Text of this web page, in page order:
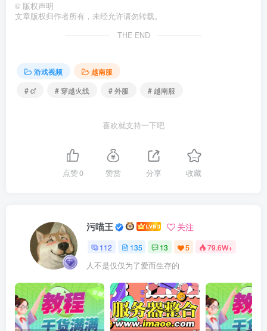
© 版权声明
文章版权归作者所有，未经允许请勿转载。
THE END
游戏视频
越南服
# cf
# 穿越火线 # 外服 # 越南服
喜欢就支持一下吧
点赞0 赞赏 分享 收藏
污喵王 关注
112 135 13 5 79.6W+
人不是仅仅为了爱而生存的